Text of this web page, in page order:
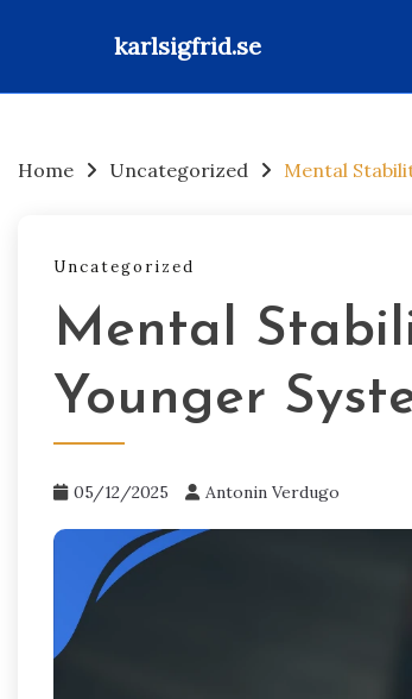
karlsigfrid.se
content
Home Uncategorized Mental
Uncategorized
Mental
Younger
05/12/2025 Antonin Verdugo